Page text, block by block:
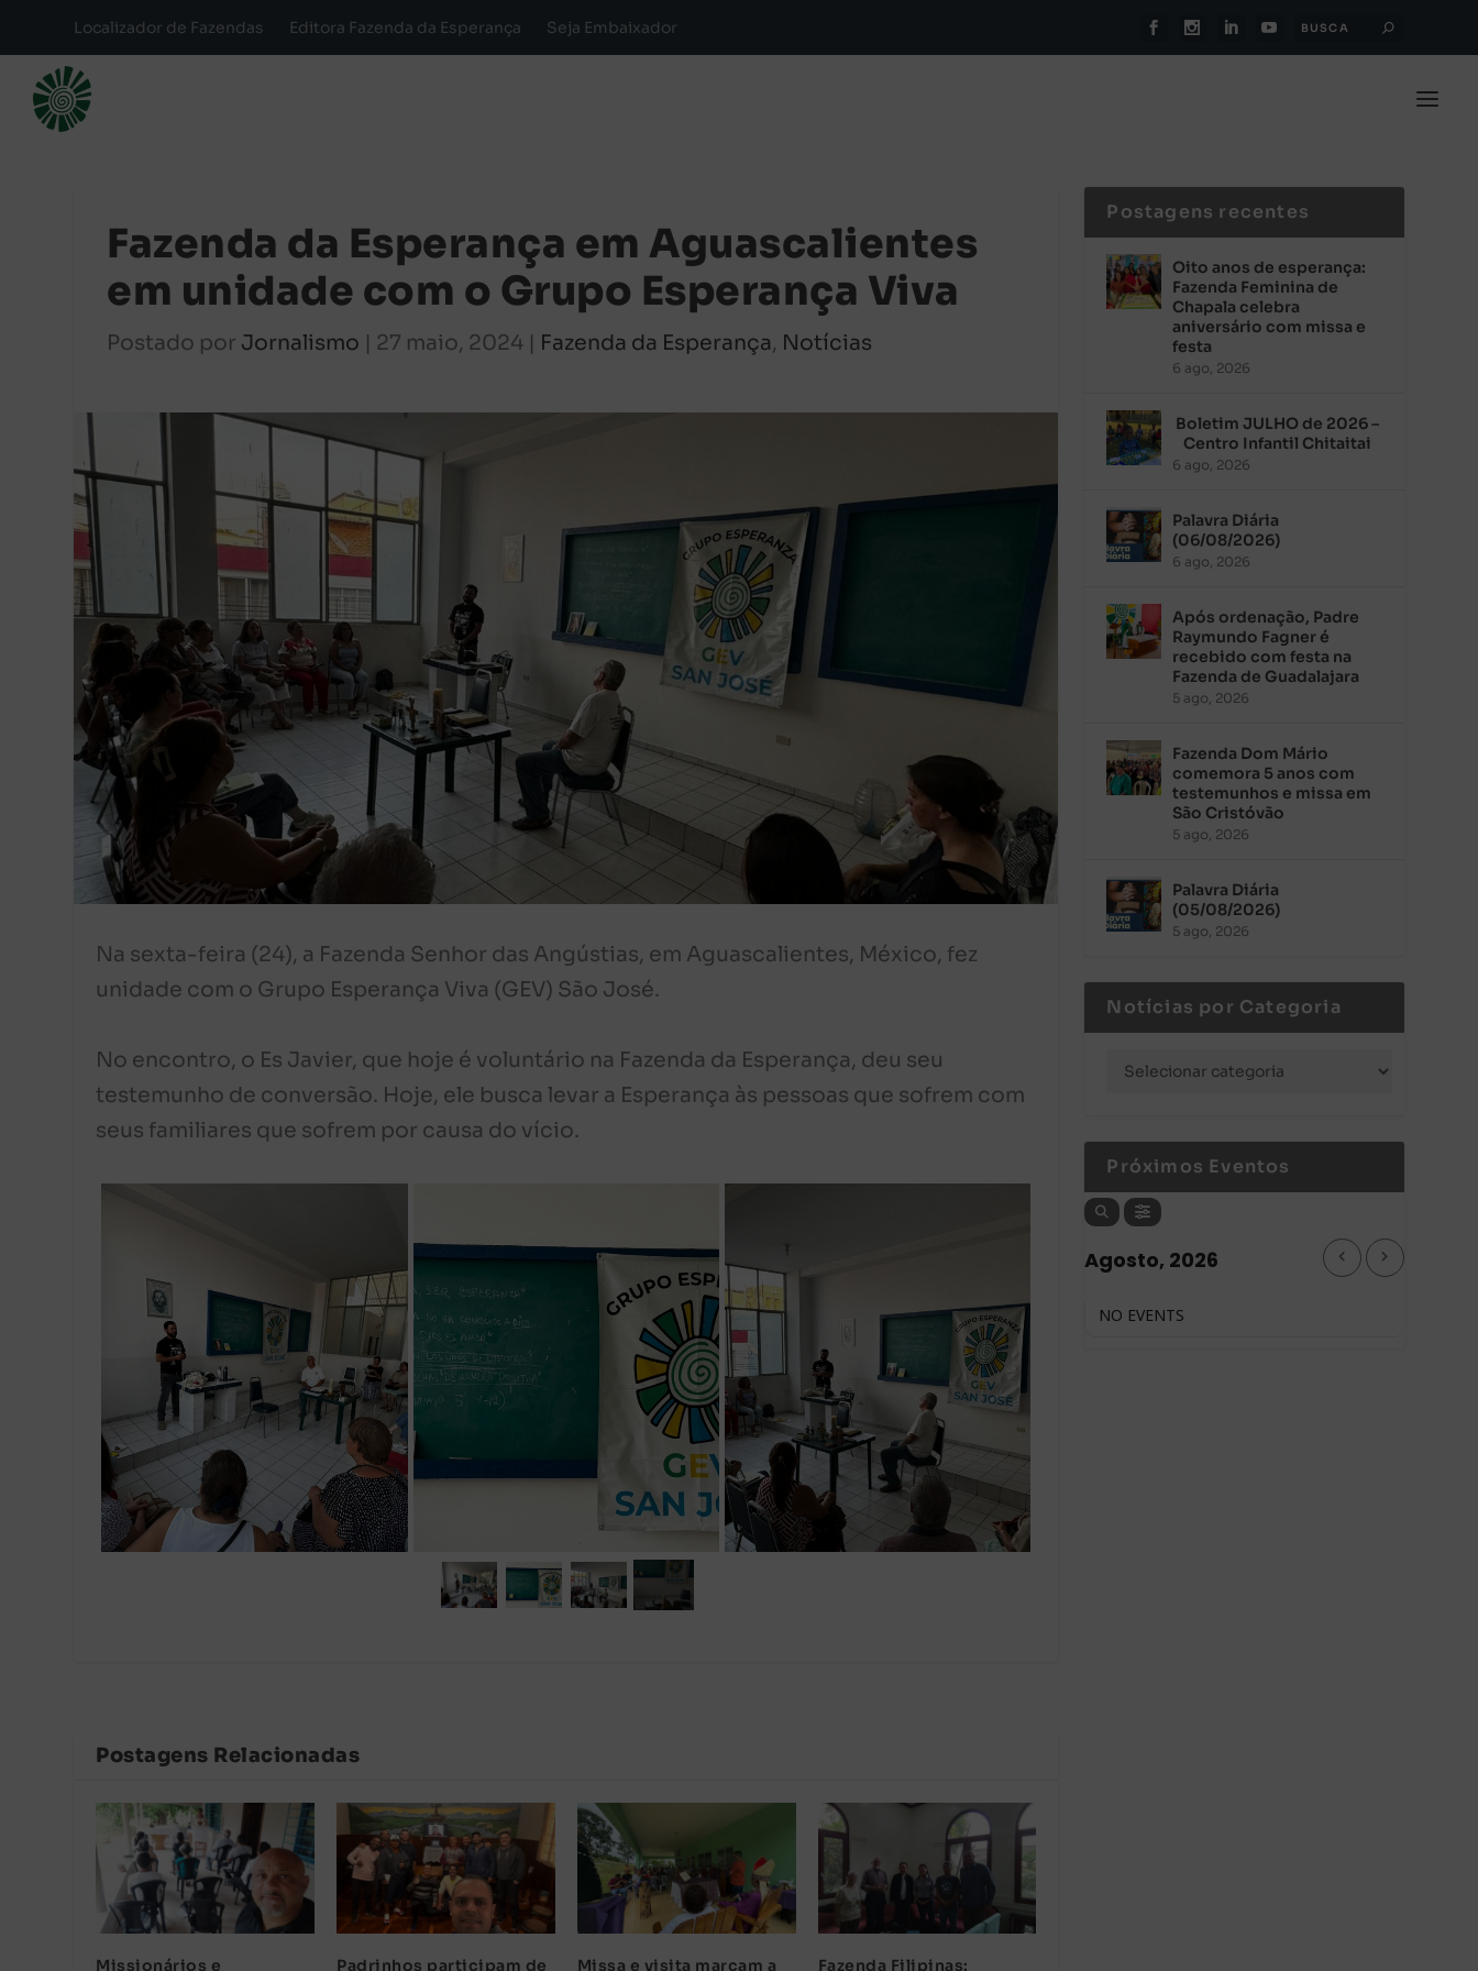
Localizador de Fazendas Editora Fazenda da Esperança Seja Embaixador
Fazenda da Esperança em Aguascalientes
em unidade com o Grupo Esperança Viva
Postado por Jornalismo | 27 maio, 2024 | Fazenda da Esperança, Notícias
Na sexta-feira (24), a Fazenda Senhor das Angústias, em Aguascalientes, México, fez
unidade com o Grupo Esperança Viva (GEV) São José.
No encontro, o Es Javier, que hoje é voluntário na Fazenda da Esperança, deu seu
testemunho de conversão. Hoje, ele busca levar a Esperança às pessoas que sofrem com
seus familiares que sofrem por causa do vício.
Postagens Relacionadas
Missionários e
Padrinhos participam de
Missa e visita marcam a
Fazenda Filipinas:
Postagens recentes
Oito anos de esperança:
Fazenda Feminina de
Chapala celebra
aniversário com missa e
festa
6 ago, 2026
Boletim JULHO de 2026 –
Centro Infantil Chitaitai
6 ago, 2026
Palavra Diária
(06/08/2026)
6 ago, 2026
Após ordenação, Padre
Raymundo Fagner é
recebido com festa na
Fazenda de Guadalajara
5 ago, 2026
Fazenda Dom Mário
comemora 5 anos com
testemunhos e missa em
São Cristóvão
5 ago, 2026
Palavra Diária
(05/08/2026)
5 ago, 2026
Notícias por Categoria
Próximos Eventos
Agosto, 2026
NO EVENTS